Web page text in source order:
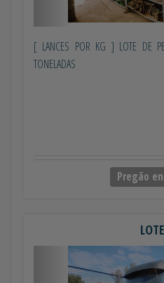
[ LANCES POR KG ] LOTE DE
TONELADAS
Pregão
Anterior